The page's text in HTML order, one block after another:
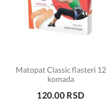
Matopat Classic flasteri 12
komada
120.00 RSD